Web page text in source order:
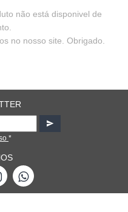
não está disponivel de
no nosso site. Obrigado.
*